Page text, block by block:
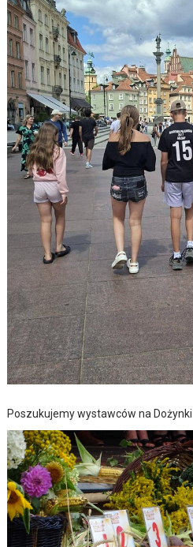
Poszukujemy wystawców na